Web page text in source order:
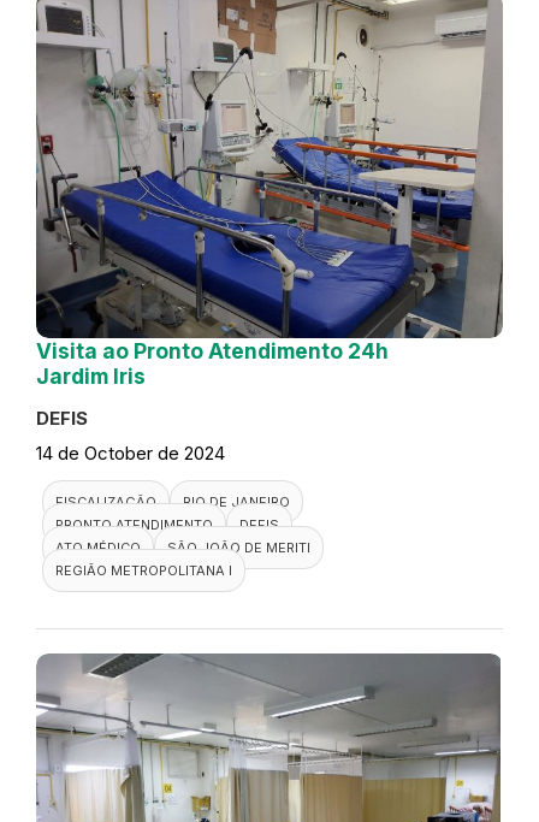
Visita ao Pronto Atendimento 24h
Jardim Iris
DEFIS
14 de October de 2024
FISCALIZAÇÃO
RIO DE JANEIRO
PRONTO ATENDIMENTO
DEFIS
ATO MÉDICO
SÃO JOÃO DE MERITI
REGIÃO METROPOLITANA I